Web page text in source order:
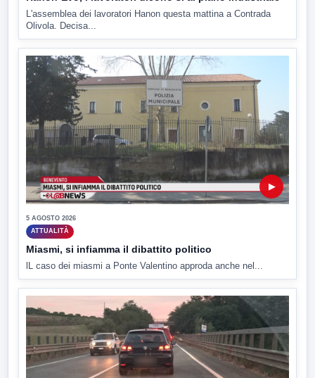
L'assemblea dei lavoratori Hanon questa mattina a Contrada
Olivola. Decisa...
▶
5 AGOSTO 2026
ATTUALITÀ
Miasmi, si infiamma il dibattito politico
lL caso dei miasmi a Ponte Valentino approda anche nel...